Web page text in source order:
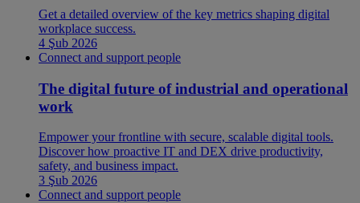
Get a detailed overview of the key metrics shaping digital
workplace success.
4 Şub 2026
Connect and support people
The digital future of industrial and operational
work
Empower your frontline with secure, scalable digital tools.
Discover how proactive IT and DEX drive productivity,
safety, and business impact.
3 Şub 2026
Connect and support people